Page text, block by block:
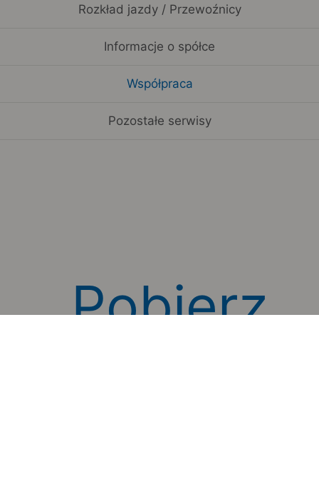
Rozkład jazdy / Przewoźnicy
Informacje o spółce
Współpraca
Pozostałe serwisy
Pobierz